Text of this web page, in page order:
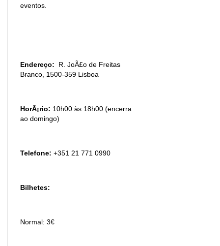
eventos.
Endereço: R. JoÃ£o de Freitas
Branco, 1500-359 Lisboa
HorÃ¡rio: 10h00 às 18h00 (encerra
ao domingo)
Telefone: +351 21 771 0990
Bilhetes:
Normal: 3€